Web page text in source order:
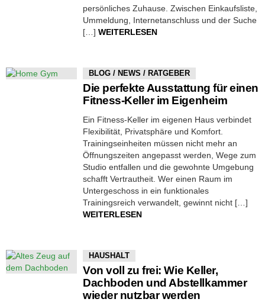
persönliches Zuhause. Zwischen Einkaufsliste,
Ummeldung, Internetanschluss und der Suche
[…] WEITERLESEN
BLOG / NEWS / RATGEBER
Die perfekte Ausstattung für einen
Fitness-Keller im Eigenheim
Ein Fitness-Keller im eigenen Haus verbindet
Flexibilität, Privatsphäre und Komfort.
Trainingseinheiten müssen nicht mehr an
Öffnungszeiten angepasst werden, Wege zum
Studio entfallen und die gewohnte Umgebung
schafft Vertrautheit. Wer einen Raum im
Untergeschoss in ein funktionales
Trainingsreich verwandelt, gewinnt nicht […]
WEITERLESEN
HAUSHALT
Von voll zu frei: Wie Keller,
Dachboden und Abstellkammer
wieder nutzbar werden